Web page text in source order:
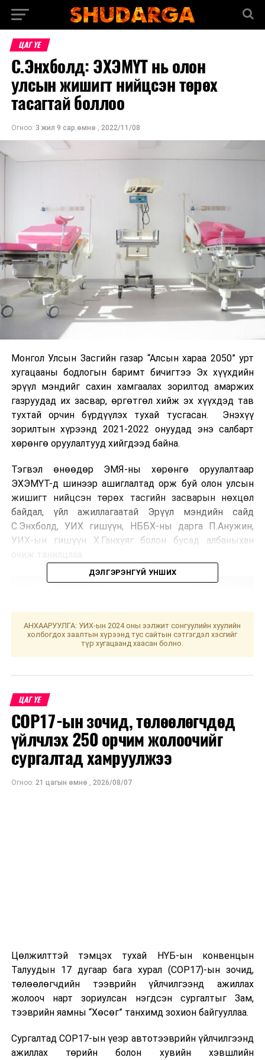
ЦАГ ҮЕ
С.Энхболд: ЭХЭМҮТ нь олон
улсын жишигт нийцсэн төрөх
тасагтай боллоо
Огноо: 3 жил 9 сар.өмнө , 2022/11/08
Монгол Улсын Засгийн газар “Алсын хараа 2050” урт
хугацааны бодлогын баримт бичигтээ Эх хүүхдийн
эрүүл мэндийг сахин хамгаалах зорилтод амаржих
газруудад их засвар, өргөтгөл хийж эх хүүхдэд тав
тухтай орчин бүрдүүлэх тухай тусгасан. Энэхүү
зорилтын хүрээнд 2021-2022 онуудад энэ салбарт
хөрөнгө оруулалтууд хийгдээд байна.
Тэгвэл өнөөдөр ЭМЯ-ны хөрөнгө оруулалтаар
ЭХЭМҮТ-д шинээр ашиглалтад орж буй олон улсын
жишигт нийцсэн төрөх тасгийн засварын нөхцөл
байдал, үйл ажиллагаатай Эрүүл мэндийн сайд
С.Энхболд, УИХ гишүүн, НББХ-ны дарга П.Анужин,
УИХ-ын гишүүн Х.Ганхуяг болон бусад албаныхан
ЭХЭМҮТ-д ажиллах үеэрээ Эрүүл мэндийн сайд
С.Энхболд хэлэхдээ “Энэхүү төрөх тасагт улсын
оруулж өгсөн. Ингэснээр эх хүүхдэд үзүүлэх
тусламж, үйлчилгээний чанар сайжирч, тав тухтай
орчинг бүрдүүлж өгсөн. Байгуулагдсан цагаасаа хойш
их засварын ажил хийгдэж байгаагүй ЭХЭМҮТ-ийн
зарим тасаг нэгж болон Өргөө амаржих газарт 1.2
тэрбум төгрөгийн их засварын ажлууд хийгдэж
дууссанаас гадна 23,4 тэрбум төгрөгийн тоног
ДЭЛГЭРЭНГҮЙ УНШИХ
АНХААРУУЛГА: УИХ-ын 2024 оны ээлжит сонгуулийн хуулийн
холбогдох заалтын хүрээнд тус сайтын сэтгэгдэл хэсгийг
түр хугацаанд хаасан болно.
ЦАГ ҮЕ
COP17-ын зочид, төлөөлөгчдөд
үйлчлэх 250 орчим жолоочийг
сургалтад хамруулжээ
Огноо: 21 цагын өмнө , 2026/08/07
Цөлжилттэй тэмцэх тухай НҮБ-ын конвенцын
Талуудын 17 дугаар бага хурал (COP17)-ын зочид,
төлөөлөгчдийн тээврийн үйлчилгээнд ажиллах
жолооч нарт зориулсан нэгдсэн сургалтыг Зам,
тээврийн яамны “Хөсөг” танхимд зохион байгууллаа.
Сургалтад COP17-ын үеэр автотээврийн үйлчилгээнд
ажиллах төрийн болон хувийн хэвшлийн